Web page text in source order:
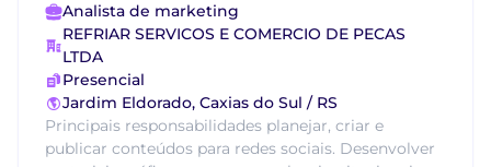
Analista de marketing
REFRIAR SERVICOS E COMERCIO DE PECAS
LTDA
Presencial
Jardim Eldorado, Caxias do Sul / RS
Principais responsabilidades planejar, criar e
publicar conteúdos para redes sociais. Desenvolver